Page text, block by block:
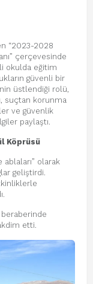
“2023-2028
çerçevesinde
okulda eğitim
güvenli bir
üstlendiği rolü,
suçtan korunma
ve güvenlik
paylaştı.
Köprüsü
olarak
geliştirdi.
etti.